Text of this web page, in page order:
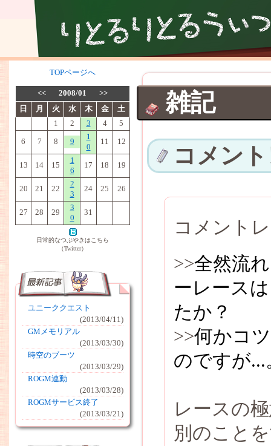
TOPページへ
<< 2008/01
>>
日
月 火 水 木 金
土
1
2 3 4 5
6 7 8 9
1
0
11 12
13 14 15
1
6
17 18 19
20 21 22
2
3
24 25 26
27 28 29
3
0
31
日常的なつぶやきはこちら
（Twitter）
ユニーククエスト
(2013/04/11)
GMメモリアル
(2013/03/30)
時空のブーツ
(2013/03/29)
ROGM連動
(2013/03/28)
ROGMサービス終了
(2013/03/21)
雑記
コメン
コメント
>>全然流
ーレース
たか？
>>何かコ
のですが...
レースの
別のこと